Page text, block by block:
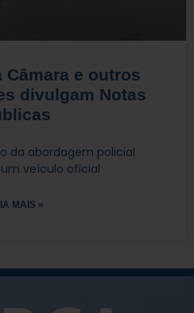
Câmara e outros
divulgam Notas
da abordagem policial
veículo oficial
MAIS »